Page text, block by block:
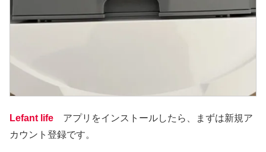
Lefant life アプリをインストールしたら、まずは新規ア
カウント登録です。